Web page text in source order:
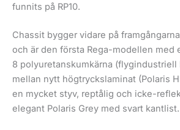
funnits på RP10.
Chassit bygger vidare på framgångarna
och är den första Rega-modellen med
8 polyuretanskumkärna (flygindustriell
mellan nytt högtryckslaminat (Polaris
en mycket styv, reptålig och icke-
elegant Polaris Grey med svart kantlist.